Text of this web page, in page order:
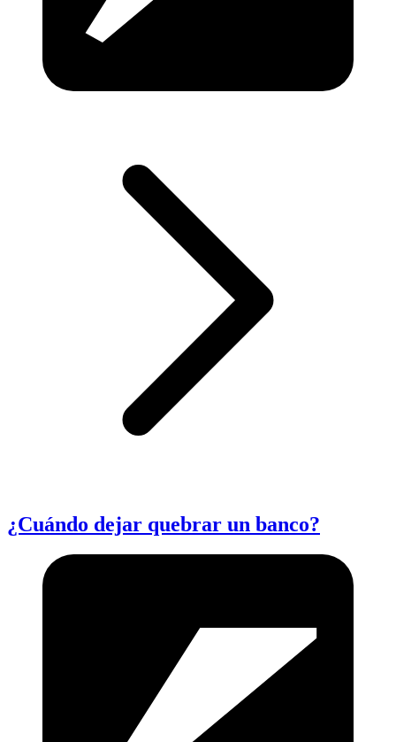
¿Cuándo dejar quebrar un banco?